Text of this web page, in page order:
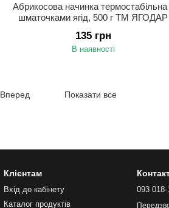
Абрикосова начинка термостабільна
шматочками ягід, 500 г ТМ ЯГОДАР
135 грн
В наявності
Вперед Показати все
Клієнтам
Вхід до кабінету
Каталог продуктів
093 018-